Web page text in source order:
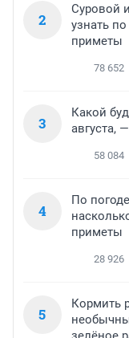
2
Суровой
узнать
приметы
78 652
3
Какой
августа,
58 084
4
По
приметы
28 926
5
Кормить